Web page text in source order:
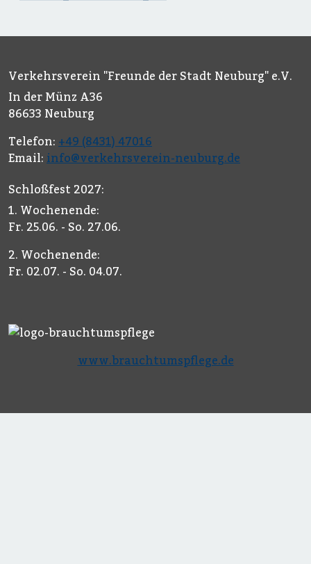
Verkehrsverein "Freunde der Stadt Neuburg" e.V.
In der Münz A36
86633 Neuburg
Telefon: +49 (8431) 47016
Email: info@verkehrsverein-neuburg.de
Schloßfest 2027:
1. Wochenende:
Fr. 25.06. - So. 27.06.
2. Wochenende:
Fr. 02.07. - So. 04.07.
www.brauchtumspflege.de